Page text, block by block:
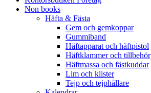
Non books
Häfta & Fästa
Gem och gemkoppar
Gummiband
Häftapparat och häftpistol
Häftklammer och tillbehör
Häftmassa och fästkuddar
Lim och klister
Tejp och tejphållare